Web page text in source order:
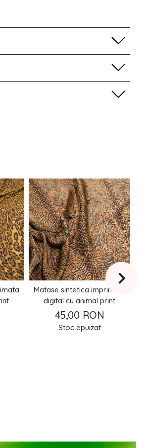
Matase sintetica imprimata
digital cu animal print
45,00 RON
Stoc epuizat